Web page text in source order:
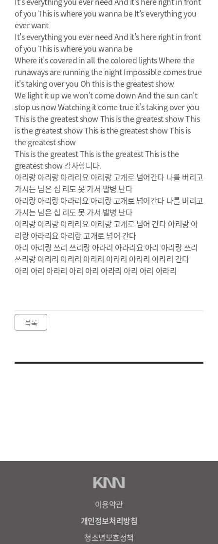
of you This is where you wanna be It's everything you
ever want
It's everything you ever need And it's here right in front
of you This is where you wanna be
Where it's covered in all the colored lights Where the
runaways are running the night Impossible comes true
it's taking over you Oh this is the greatest show
We light it up we won't come down And the sun can't
stop us now Watching it come true it's taking over you
This is the greatest show This is the greatest show This
is the greatest show This is the greatest show This is
the greatest show
This is the greatest This is the greatest This is the
greatest show 감사합니다.
아리랑 아리랑 아라리요 아리랑 고개로 넘어간다 나를 버리고
가시는 님은 십 리도 못 가서 발병 난다
아리랑 아리랑 아라리요 아리랑 고개로 넘어간다 나를 버리고
가시는 님은 십 리도 못 가서 발병 난다
아리랑 아리랑 아라리요 아리랑 고개로 넘어 간다 아리랑 아
리랑 아라리요 아리랑 고개로 넘어 간다
아리 아리랑 쓰리 쓰리랑 아라리 아라리요 아리 아리랑 쓰리
쓰리랑 아라리 아라리 아라리 아라리 아라리 아라리 간다
아리 아리 아라리 아리 아리 아라리 아리 아리 아라리
목록
이용약관
개인정보처리방침
청소년보호정책